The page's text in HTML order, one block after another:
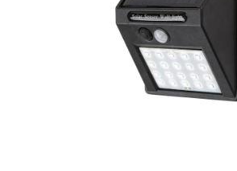
SAMSUNG SVIETIDLÁ
SEZÓNNE VÝPREDAJE POĽNOPOTREBY